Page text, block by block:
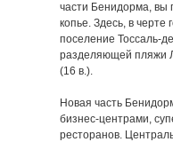
части Бенидорма, вы
копье. Здесь, в черте
поселение Тоссаль-
разделяющей пляжи
(16 в.).
Новая часть
бизнес-центрами,
ресторанов.